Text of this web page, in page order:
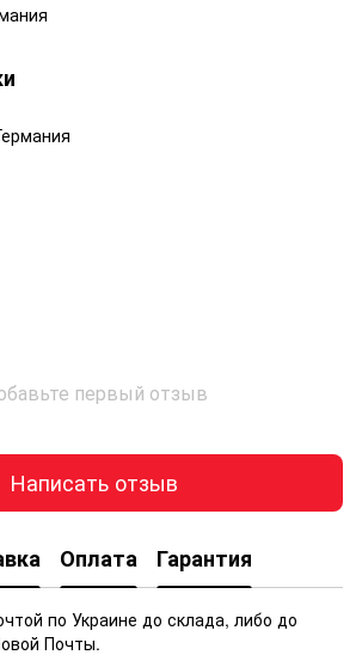
первый отзыв
Написать отзыв
Оплата Гарантия
по Украине до склада, либо до
Почты.